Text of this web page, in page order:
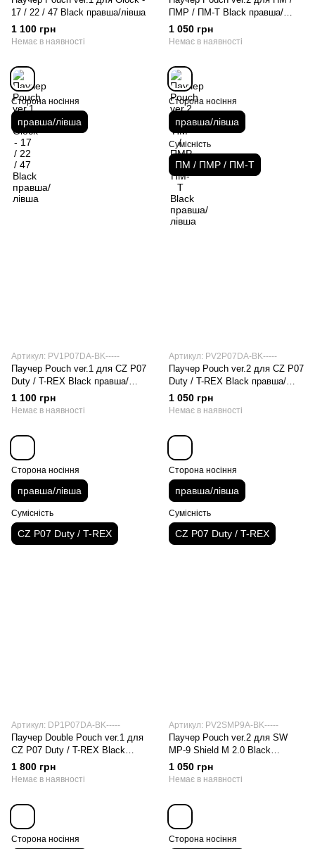
17 / 22 / 47 Black правша/лівша
1 100 грн
Немає в наявності
Сторона носіння
правша/лівша
ПМР / ПМ-Т Black правша/
лівша
1 050 грн
Немає в наявності
Сторона носіння
правша/лівша
Сумісність
ПМ / ПМР / ПМ-Т
Артикул: PV1P07DA-BK-----
Паучер Pouch ver.1 для CZ P07
Duty / T-REX Black правша/
лівша
1 100 грн
Немає в наявності
Сторона носіння
правша/лівша
Сумісність
CZ P07 Duty / T-REX
Артикул: PV2P07DA-BK-----
Паучер Pouch ver.2 для CZ P07
Duty / T-REX Black правша/
лівша
1 050 грн
Немає в наявності
Сторона носіння
правша/лівша
Сумісність
CZ P07 Duty / T-REX
Артикул: DP1P07DA-BK-----
Паучер Double Pouch ver.1 для
CZ P07 Duty / T-REX Black
правша/лівша
1 800 грн
Немає в наявності
Сторона носіння
Артикул: PV2SMP9A-BK-----
Паучер Pouch ver.2 для SW
MP-9 Shield M 2.0 Black
правша/лівша
1 050 грн
Немає в наявності
Сторона носіння